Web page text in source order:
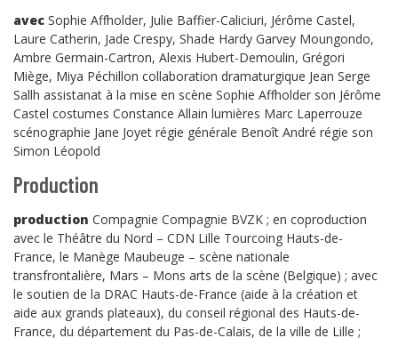
avec Sophie Affholder, Julie Baffier-Caliciuri, Jérôme Castel,
Laure Catherin, Jade Crespy, Shade Hardy Garvey Moungondo,
Ambre Germain-Cartron, Alexis Hubert-Demoulin, Grégori
Miège, Miya Péchillon collaboration dramaturgique Jean Serge
Sallh assistanat à la mise en scène Sophie Affholder son Jérôme
Castel costumes Constance Allain lumières Marc Laperrouze
scénographie Jane Joyet régie générale Benoît André régie son
Simon Léopold
Production
production Compagnie Compagnie BVZK ; en coproduction
avec le Théâtre du Nord – CDN Lille Tourcoing Hauts-de-
France, le Manège Maubeuge – scène nationale
transfrontalière, Mars – Mons arts de la scène (Belgique) ; avec
le soutien de la DRAC Hauts-de-France (aide à la création et
aide aux grands plateaux), du conseil régional des Hauts-de-
France, du département du Pas-de-Calais, de la ville de Lille ;